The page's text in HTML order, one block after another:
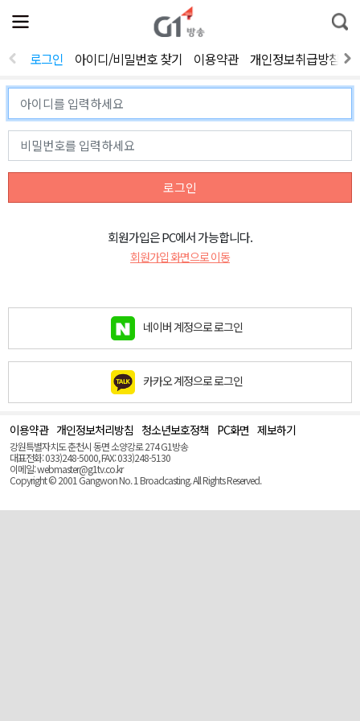
전
체
뉴
열
통
합
색
로그인 아이디/비밀번호 찾기 이용약관 개인정보취급방침
로그인
회원가입은 PC에서 가능합니다.
회원가입 화면으로 이동
네이버 계정으로 로그인
카카오 계정으로 로그인
이용약관 개인정보처리방침 청소년보호정책 PC화면 제보하기
강원특별자치도 춘천시 동면 소양강로 274 G1방송
대표전화: 033)248-5000, FAX: 033)248-5130
이메일: webmaster@g1tv.co.kr
Copyright © 2001 Gangwon No. 1 Broadcasting. All Rights Reserved.